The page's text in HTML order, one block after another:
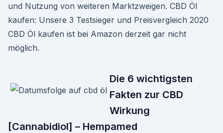
und Nutzung von weiteren Marktzweigen. CBD Öl
kaufen: Unsere 3 Testsieger und Preisvergleich 2020
CBD Öl kaufen ist bei Amazon derzeit gar nicht
möglich.
Die 6 wichtigsten
Fakten zur CBD
Wirkung
[Cannabidiol] – Hempamed